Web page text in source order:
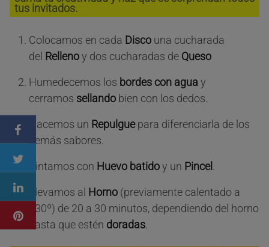
tus invitados.
Colocamos en cada Disco una cucharada
del Rellenoy dos cucharadas de Queso
Humedecemos los bordes con agua y
cerramos sellando bien con los dedos.
Hacemos un Repulguepara diferenciarla de los
demás sabores.
Pintamos con Huevo batidoy un Pincel
Llevamos al Horno (previamente calentado a
230º) de 20 a 30 minutos, dependiendo del horno
hasta que estén doradas